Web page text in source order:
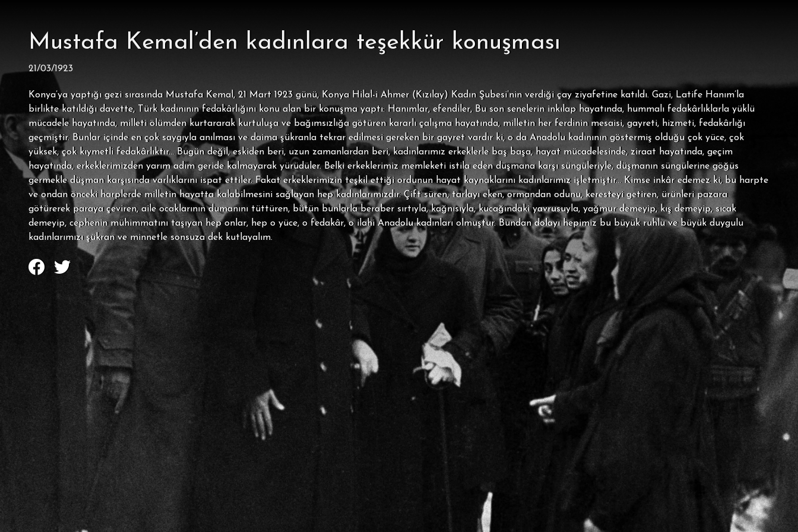
Mustafa Kemal’den kadınlara teşekkür konuşması
21/03/1923
Konya’ya yaptığı gezi sırasında Mustafa Kemal, 21 Mart 1923 günü, Konya Hilal-i Ahmer (Kızılay) Kadın Şubesi’nin verdiği çay ziyafetine katıldı. Gazi, Latife Hanım’la
birlikte katıldığı davette, Türk kadınının fedakârlığını konu alan bir konuşma yaptı: Hanımlar, efendiler, Bu son senelerin inkılap hayatında, hummalı fedakârlıklarla yüklü
mücadele hayatında, milleti ölümden kurtararak kurtuluşa ve bağımsızlığa götüren kararlı çalışma hayatında, milletin her ferdinin mesaisi, gayreti, hizmeti, fedakârlığı
geçmiştir. Bunlar içinde en çok saygıyla anılması ve daima şükranla tekrar edilmesi gereken bir gayret vardır ki, o da Anadolu kadınının göstermiş olduğu çok yüce, çok
yüksek, çok kıymetli fedakârlıktır... Bugün değil, eskiden beri, uzun zamanlardan beri, kadınlarımız erkeklerle baş başa, hayat mücadelesinde, ziraat hayatında, geçim
hayatında, erkeklerimizden yarım adım geride kalmayarak yürüdüler. Belki erkeklerimiz memleketi istila eden düşmana karşı süngüleriyle, düşmanın süngülerine göğüs
germekle düşman karşısında varlıklarını ispat ettiler. Fakat erkeklerimizin teşkil ettiği ordunun hayat kaynaklarını kadınlarımız işletmiştir... Kimse inkâr edemez ki, bu harpte
ve ondan önceki harplerde milletin hayatta kalabilmesini sağlayan hep kadınlarımızdır. Çift süren, tarlayı eken, ormandan odunu, keresteyi getiren, ürünleri pazara
götürerek paraya çeviren, aile ocaklarının dumanını tüttüren, bütün bunlarla beraber sırtıyla, kağnısıyla, kucağındaki yavrusuyla, yağmur demeyip, kış demeyip, sıcak
demeyip, cephenin mühimmatını taşıyan hep onlar, hep o yüce, o fedakâr, o ilahi Anadolu kadınları olmuştur. Bundan dolayı hepimiz bu büyük ruhlu ve büyük duygulu
kadınlarımızı şükran ve minnetle sonsuza dek kutlayalım.